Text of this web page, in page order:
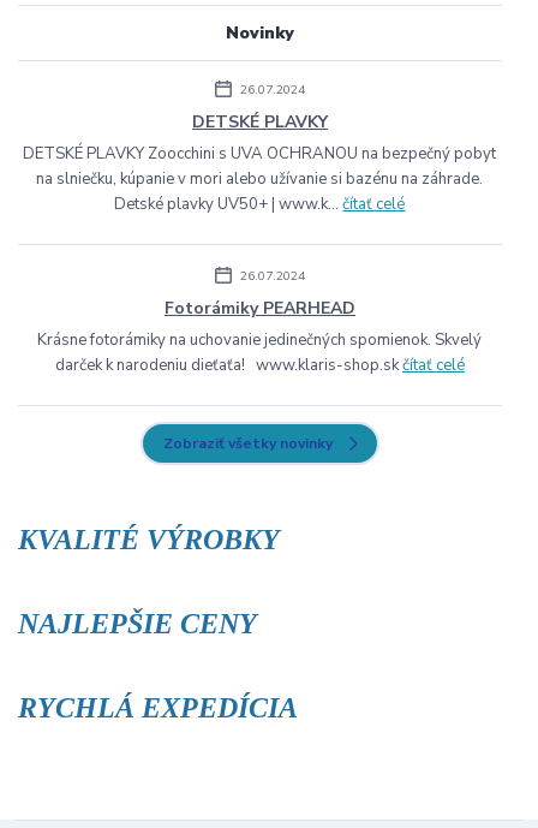
Novinky
26.07.2024
DETSKÉ PLAVKY
DETSKÉ PLAVKY Zoocchini s UVA OCHRANOU na bezpečný pobyt
na slniečku, kúpanie v mori alebo užívanie si bazénu na záhrade.
Detské plavky UV50+ | www.k...čítať celé
26.07.2024
Fotorámiky PEARHEAD
Krásne fotorámiky na uchovanie jedinečných spomienok. Skvelý
darček k narodeniu dieťaťa! www.klaris-shop.skčítať celé
Zobraziť všetky novinky
KVALITÉ VÝROBKY
NAJLEPŠIE CENY
RYCHLÁ EXPEDÍCIA